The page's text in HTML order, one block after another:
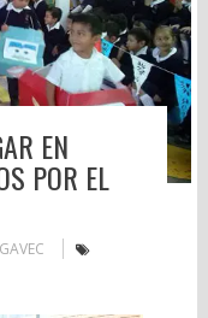
EN
POR EL